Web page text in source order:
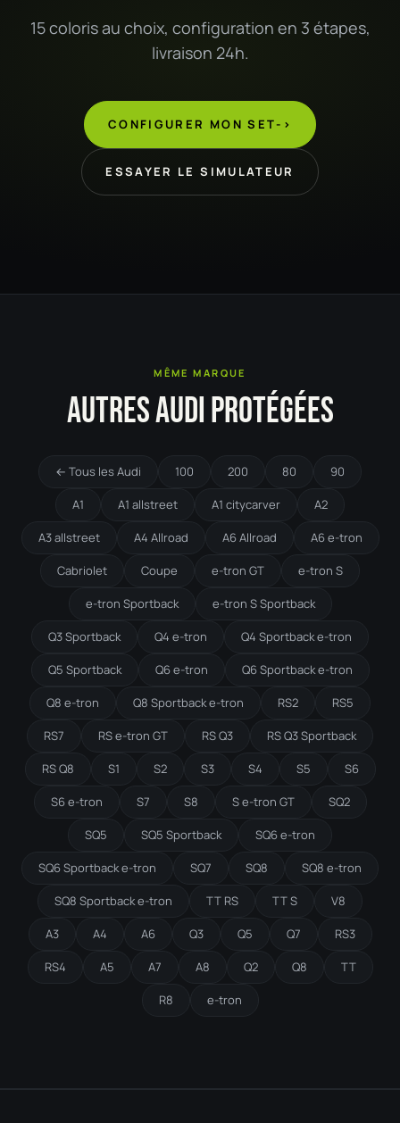
15 coloris au choix, configuration en 3 étapes,
livraison 24h.
CONFIGURER MON SET->
ESSAYER LE SIMULATEUR
MÊME MARQUE
AUTRES AUDI PROTÉGÉES
← Tous les Audi 100 200 80 90
A1 A1 allstreet A1 citycarver A2
A3 allstreet A4 Allroad A6 Allroad A6 e-tron
Cabriolet Coupe e-tron GT e-tron S
e-tron Sportback e-tron S Sportback
Q3 Sportback Q4 e-tron Q4 Sportback e-tron
Q5 Sportback Q6 e-tron Q6 Sportback e-tron
Q8 e-tron Q8 Sportback e-tron RS2 RS5
RS7 RS e-tron GT RS Q3 RS Q3 Sportback
RS Q8 S1 S2 S3 S4 S5 S6
S6 e-tron S7 S8 S e-tron GT SQ2
SQ5 SQ5 Sportback SQ6 e-tron
SQ6 Sportback e-tron SQ7 SQ8 SQ8 e-tron
SQ8 Sportback e-tron TT RS TT S V8
A3 A4 A6 Q3 Q5 Q7 RS3
RS4 A5 A7 A8 Q2 Q8 TT
R8 e-tron